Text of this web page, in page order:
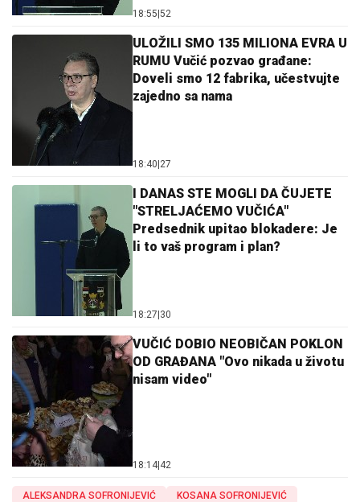
18:55 52
ULOŽILI SMO 135 MILIONA EVRA U
RUMU Vučić pozvao građane:
Doveli smo 12 fabrika, učestvujte
zajedno sa nama
18:40 27
I DANAS STE MOGLI DA ČUJETE
"STRELJAĆEMO VUČIĆA"
Predsednik upitao blokadere: Je
li to vaš program i plan?
18:27 30
VUČIĆ DOBIO NEOBIČAN POKLON
OD GRAĐANA "Ovo nikada u životu
nisam video"
18:14 42
ALEKSANDRA SOFRONIJEVIĆ
KOSANA SOFRONIJEVIĆ